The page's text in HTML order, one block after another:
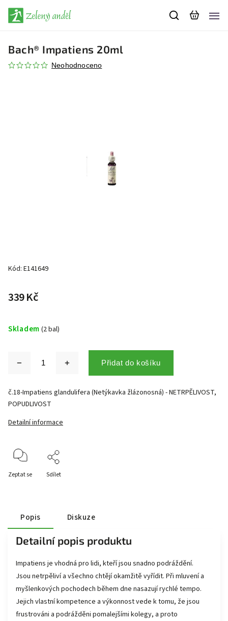
Bach® Impatiens 20ml
Neohodnoceno
Kód: E141649
339 Kč
Skladem (2 bal)
Přidat do košíku
č.18-Impatiens glandulifera (Netýkavka žlázonosná) - NETRPĚLIVOST,
POPUDLIVOST
Detailní informace
Zeptat se Sdílet
Popis Diskuze
Detailní popis produktu
Impatiens je vhodná pro lidi, kteří jsou snadno podráždění.
Jsou netrpěliví a všechno chtějí okamžitě vyřídit. Při mluvení a
myšlenkových pochodech během dne nasazují rychlé tempo.
Jejich vlastní kompetence a výkonnost vede k tomu, že jsou
frustrováni a podrážděni pomalejšími kolegy, a proto